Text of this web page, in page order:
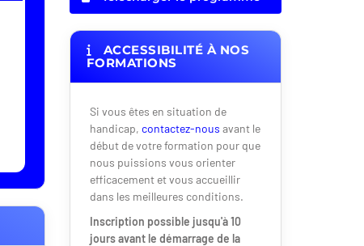
ACCESSIBILITÉ À NOS
FORMATIONS
Si vous êtes en situation de
handicap, contactez-nous avant le
début de votre formation pour que
nous puissions vous orienter
efficacement et vous accueillir
dans les meilleures conditions.
Inscription possible jusqu'à 10
jours avant le démarrage de la